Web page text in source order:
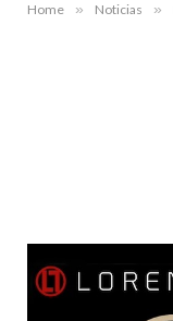
Home » Noticias »